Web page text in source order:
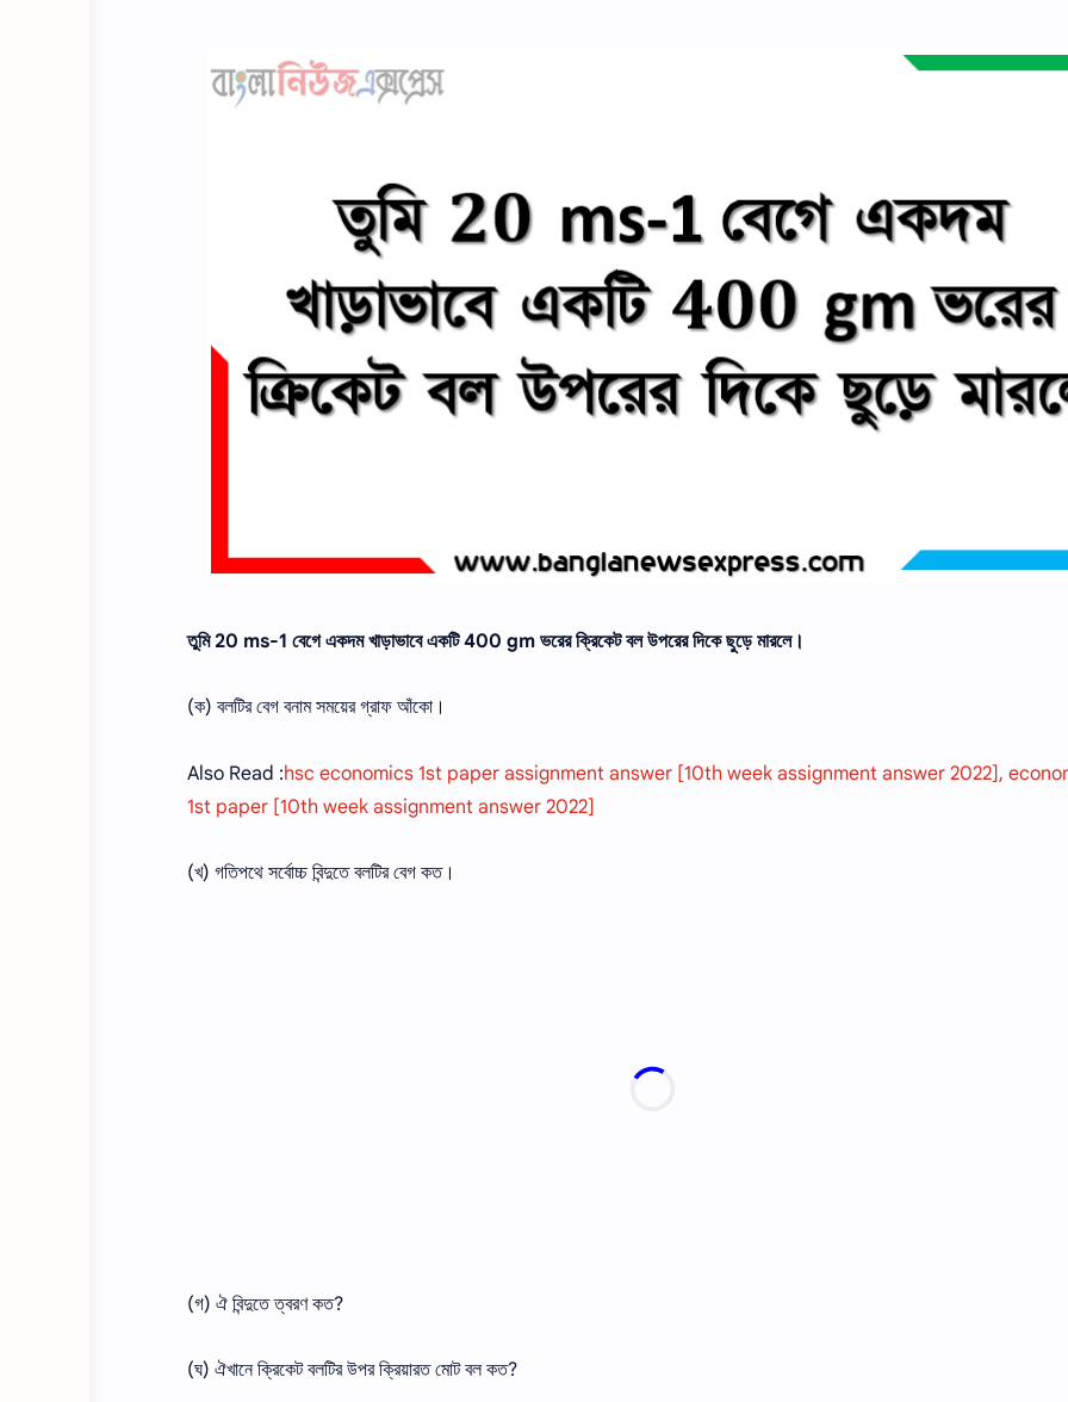
তুমি 20 ms-1 বেগে একদম খাড়াভাবে একটি 400 gm ভরের ক্রিকেট বল উপরের দিকে ছুড়ে মারলে।
(ক) বলটির বেগ বনাম সময়ের গ্রাফ আঁকো।
Also Read :hsc economics 1st paper assignment answer [10th week assignment answer 2022],
1st paper [10th week assignment answer 2022]
(খ) গতিপথে সর্বোচ্চ বিন্দুতে বলটির বেগ কত।
(গ) ঐ বিন্দুতে ত্বরণ কত?
(ঘ) ঐখানে ক্রিকেট বলটির উপর ক্রিয়ারত মােট বল কত?